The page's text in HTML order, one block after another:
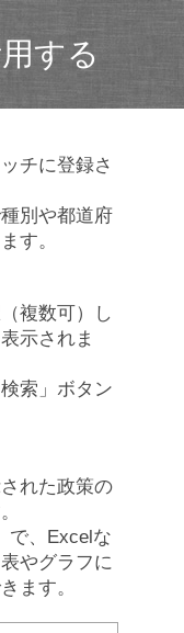
する
チに登録さ
別や都道府
す。
複数可）し
示されま
索」ボタン
れた政策の
で、Excelな
やグラフに
ます。